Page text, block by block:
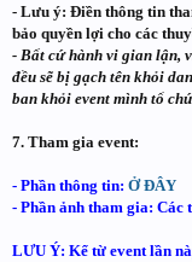
- Lưu ý: Điền thông tin
bảo quyền lợi cho các
- Bất cứ hành vi gian lận,
đều sẽ bị gạch tên khỏi
ban khỏi event mình tổ
7. Tham gia event:
- Phần thông tin: Ở ĐÂY
- Phần ảnh tham gia: Các
LƯU Ý: Kể từ event lần